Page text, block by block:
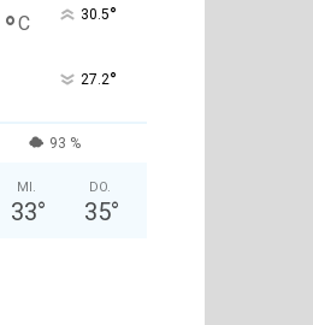
°C 30.5°
27.2°
93 %
MI.
33°
DO.
35°